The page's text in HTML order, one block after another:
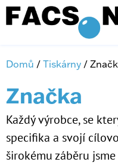
Domů /Tiskárny /
Značka
Každý výrobce, se
specifika a svojí
širokému záběru